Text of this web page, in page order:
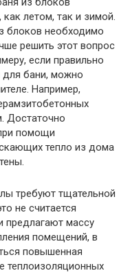
летом, так и зимой.
блоков необходимо
решить этот вопрос
если правильно
для бани, можно
Например,
Достаточно
помощи
тепло из дома
требуют тщательной
не считается
предлагают массу
помещений, в
повышенная
теплоизоляционных